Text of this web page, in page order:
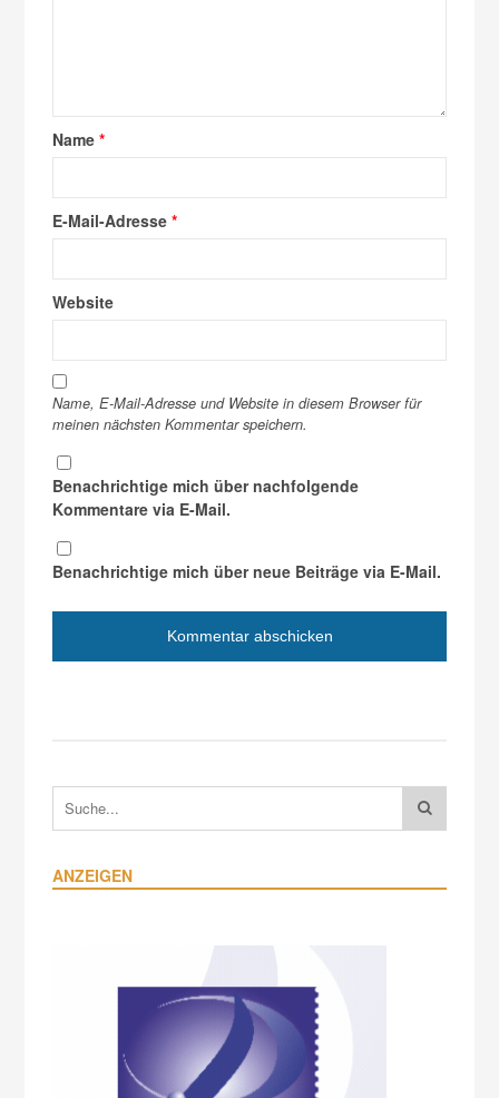
Name*
E-Mail-Adresse*
Website
Name, E-Mail-Adresse und Website in diesem Browser für
meinen nächsten Kommentar speichern.
Benachrichtige mich über nachfolgende
Kommentare via E-Mail.
Benachrichtige mich über neue Beiträge via E-Mail.
ANZEIGEN